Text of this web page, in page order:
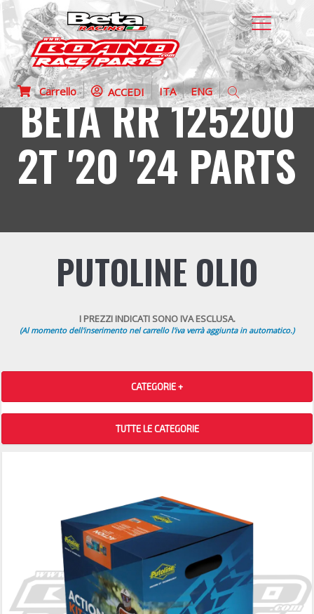
Carrello ACCEDI ITA ENG
BETA RR 125200
2T '20 '24 PARTS
PUTOLINE OLIO
I PREZZI INDICATI SONO IVA ESCLUSA.
(Al momento dell'inserimento nel carrello l'iva verrà aggiunta in automatico.)
CATEGORIE +
TUTTE LE CATEGORIE